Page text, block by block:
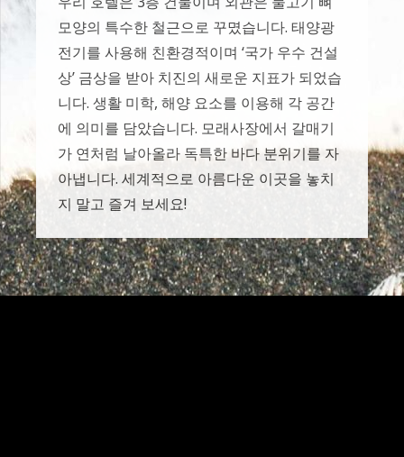
모양의 특수한 철근으로 꾸몄습니다. 태양광
전기를 사용해 친환경적이며 ‘국가 우수 건설
상’ 금상을 받아 치진의 새로운 지표가 되었습
니다. 생활 미학, 해양 요소를 이용해 각 공간
에 의미를 담았습니다. 모래사장에서 갈매기
가 연처럼 날아올라 독특한 바다 분위기를 자
아냅니다. 세계적으로 아름다운 이곳을 놓치
지 말고 즐겨 보세요!